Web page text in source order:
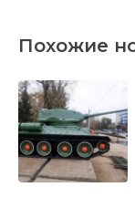
Похожие